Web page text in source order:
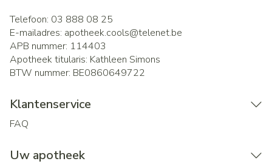
Telefoon: 03 888 08 25
E-mailadres: apotheek.cools@telenet.be
APB nummer: 114403
Apotheek titularis: Kathleen Simons
BTW nummer: BE0860649722
Klantenservice
FAQ
Uw apotheek